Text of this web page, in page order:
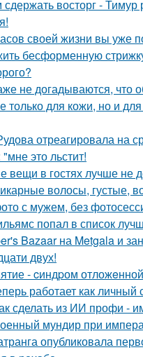
восторг - Тимур
своей жизни вы уже
бесформенную
не догадываются, что
только для кожи, но и
отреагировала на
это льстит!
вещи в гостях лучше не
волосы, густые,
с мужем, без
попал в список
Bazaar на Metgala и
двух!
- cиндpом
работает как личный
сделать из ИИ профи -
мундир при
опубликовала